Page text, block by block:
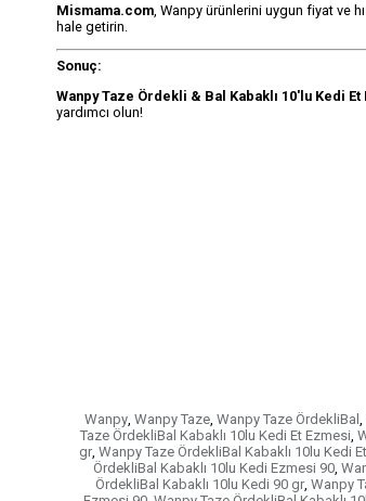
Mismama.com, Wanpy ürünlerini uygun fiyat ve
hale getirin.
Sonuç:
Wanpy Taze Ördekli & Bal Kabaklı 10'lu Kedi Et
yardımcı olun!
Wanpy, Wanpy Taze, Wanpy Taze ÖrdekliBal ,
Taze ÖrdekliBal Kabaklı 10lu Kedi Et Ezmesi,
gr, Wanpy Taze ÖrdekliBal Kabaklı 10lu Kedi
ÖrdekliBal Kabaklı 10lu Kedi Ezmesi 90,
ÖrdekliBal Kabaklı 10lu Kedi 90 gr, Wanpy